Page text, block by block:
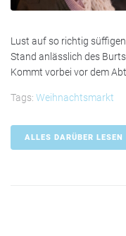
Lust auf so richtig
Stand anlässlich des
Kommt vorbei vor dem
Tags: Weihnachtsmarkt
ALLES DARÜBER LESEN